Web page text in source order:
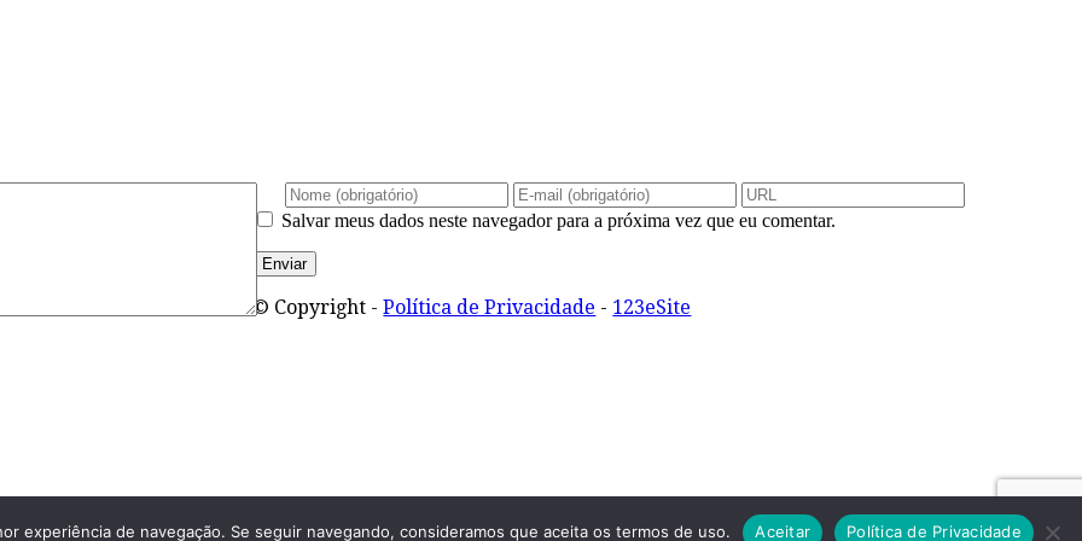
Salvar meus dados neste navegador para a próxima vez que eu comentar.
© Copyright -Política de Privacidade - 123eSite
experiência de navegação. Se seguir navegando, consideramos que aceita os termos de uso. Aceitar Política de Privacidade